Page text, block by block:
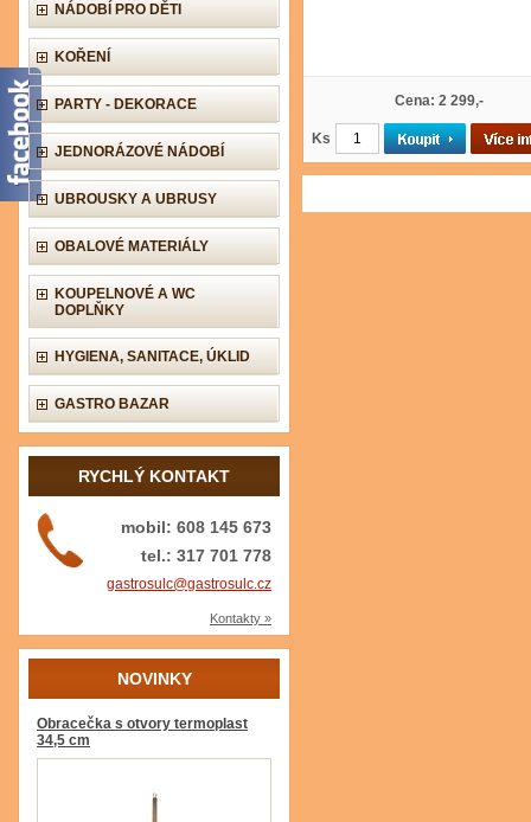
NÁDOBÍ PRO DĚTI
KOŘENÍ
PARTY - DEKORACE
JEDNORÁZOVÉ NÁDOBÍ
UBROUSKY A UBRUSY
OBALOVÉ MATERIÁLY
KOUPELNOVÉ A WC
DOPLŇKY
HYGIENA, SANITACE, ÚKLID
GASTRO BAZAR
RYCHLÝ KONTAKT
mobil: 608 145 673
tel.: 317 701 778
gastrosulc@gastrosulc.cz
Kontakty »
NOVINKY
Obracečka s otvory termoplast
34,5 cm
Cena: 2 299,-
Ks